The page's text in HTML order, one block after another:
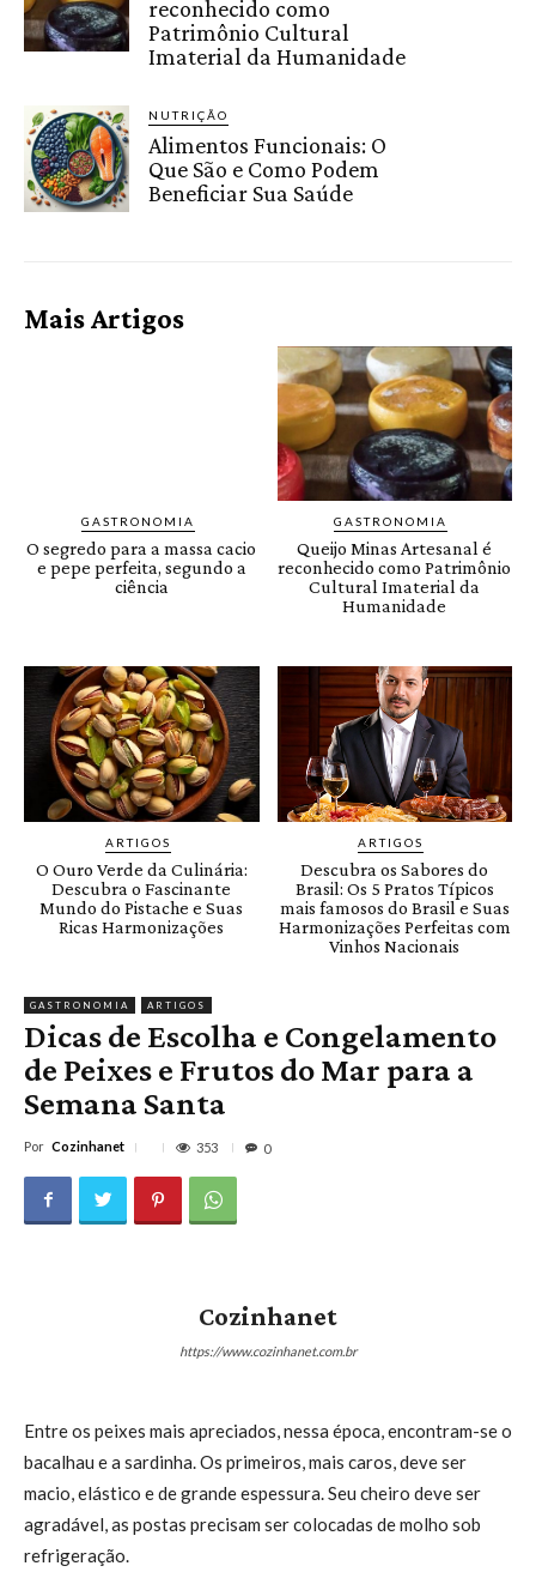
reconhecido como
Patrimônio Cultural
Imaterial da Humanidade
NUTRIÇÃO
Alimentos Funcionais: O
Que São e Como Podem
Beneficiar Sua Saúde
Mais Artigos
GASTRONOMIA
O segredo para a massa cacio
e pepe perfeita, segundo a
ciência
GASTRONOMIA
Queijo Minas Artesanal é
reconhecido como Patrimônio
Cultural Imaterial da
Humanidade
ARTIGOS
O Ouro Verde da Culinária:
Descubra o Fascinante
Mundo do Pistache e Suas
Ricas Harmonizações
ARTIGOS
Descubra os Sabores do
Brasil: Os 5 Pratos Típicos
mais famosos do Brasil e Suas
Harmonizações Perfeitas com
Vinhos Nacionais